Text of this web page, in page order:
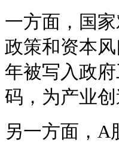
一方面，国
政策和资本
年被写入政
码，为产业
另一方面，A